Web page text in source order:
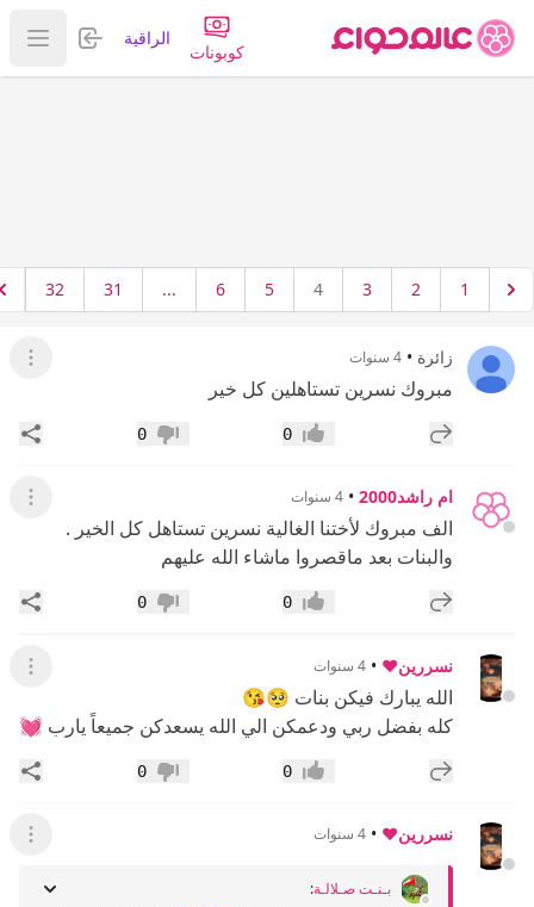
كوبونات
الراقية تسجيل
عرض
1
2
3
4
5
6
...
31
32
زائرة • 4 سنوات عرض
مبروك نسرين تستاهلين كل خير
إضافة رد جديد إعجاب0 عدم إعجاب
0
ام راشد2000 • 4 سنوات عرض
الف مبروك لأختنا الغالية نسرين تستاهل كل الخير .
والبنات بعد ماقصروا ماشاء الله عليهم
إضافة رد جديد إعجاب0 عدم إعجاب
0
نسررين❤️ • 4 سنوات عرض
الله يبارك فيكن بنات 🥺😘
كله بفضل ربي ودعمكن الي الله يسعدكن جميعاً يارب 💓
إضافة رد جديد إعجاب0 عدم إعجاب
0
نسررين❤️ • 4 سنوات عرض
بـنـت صـلالـة: